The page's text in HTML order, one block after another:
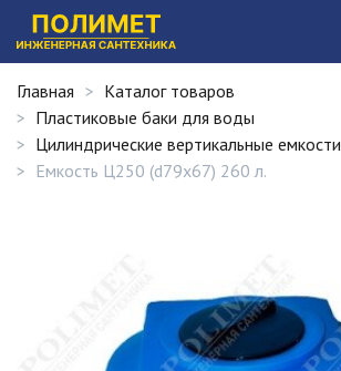
Главная
Каталог товаров
Пластиковые баки для воды
Цилиндрические вертикальные емкости
Емкость Ц250 (d79х67) 260 л.